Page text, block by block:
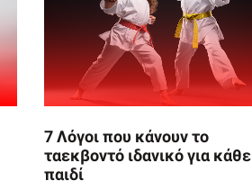
7 Λόγοι που κάνουν το
ταεκβοντό ιδανικό για κάθε
παιδί